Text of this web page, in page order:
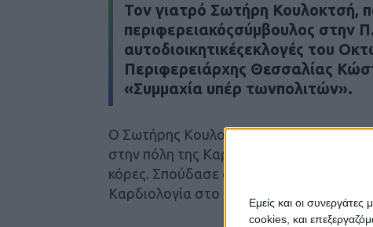
Εμείς και οι
cookies, και
Τον γιατρό Σωτήρη Κουλοκτσή,
περιφερειακόςσύμβουλος στην
αυτοδιοικητικέςεκλογές του
Περιφερειάρχης Θεσσαλίας
«Συμμαχία υπέρ τωνπολιτών».
Ο Σωτήρης Κουλοκτσήςγεννήθηκε στο
στην πόλη της Καρδίτσας. Είναι
κόρες. Σπούδασε στην Ιατρική Σχολήτης
Καρδιολογία στο Νοσοκομείο